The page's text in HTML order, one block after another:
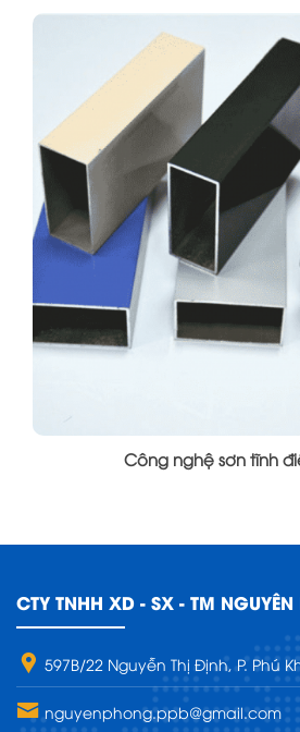
Công nghệ sơn tĩnh
CTY TNHH XD - SX - TM
597B/22 Nguyễn Thị Định, P. Phú
nguyenphong.ppb@gmail.com